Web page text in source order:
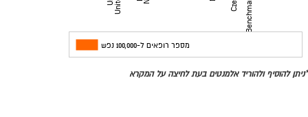
מדינות
מספר רופאים ל-100,000 נפש
*ניתן להוסיף ולהוריד אלמנטים בעת לחיצה על המקרא